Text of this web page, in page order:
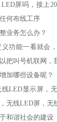
屏吗，接上
何布线工序
业务怎么办？
功能一看就会
把叫号机联网，
加哪些设备呢？
LED显示屏，
无线LED屏，无
和谐社会的建设